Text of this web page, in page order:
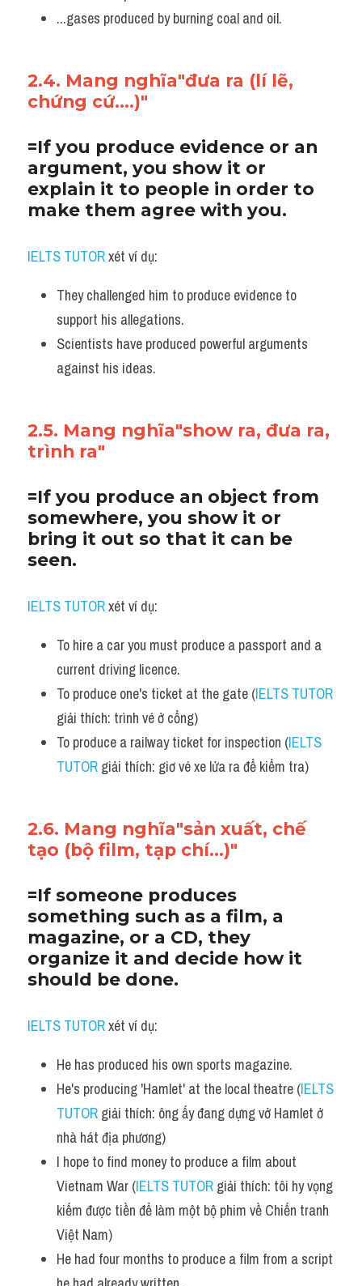
...gases produced by burning coal and oil.
2.4. Mang nghĩa"đưa ra (lí lẽ,
chứng cứ....)"
=If you produce evidence or an
argument, you show it or
explain it to people in order to
make them agree with you.
IELTS TUTOR xét ví dụ:
They challenged him to produce evidence to
support his allegations.
Scientists have produced powerful arguments
against his ideas.
2.5. Mang nghĩa"show ra, đưa ra,
trình ra"
=If you produce an object from
somewhere, you show it or
bring it out so that it can be
seen.
IELTS TUTOR xét ví dụ:
To hire a car you must produce a passport and a
current driving licence.
To produce one's ticket at the gate (IELTS TUTOR
giải thích: trình vé ở cổng)
To produce a railway ticket for inspection (IELTS
TUTOR giải thích: giơ vé xe lửa ra để kiểm tra)
2.6. Mang nghĩa"sản xuất, chế
tạo (bộ film, tạp chí...)"
=If someone produces
something such as a film, a
magazine, or a CD, they
organize it and decide how it
should be done.
IELTS TUTOR xét ví dụ:
He has produced his own sports magazine.
He's producing 'Hamlet' at the local theatre (IELTS
TUTOR giải thích: ông ấy đang dựng vở Hamlet ở
nhà hát địa phương)
I hope to find money to produce a film about
Vietnam War (IELTS TUTOR giải thích: tôi hy vọng
kiếm được tiền để làm một bộ phim về Chiến tranh
Việt Nam)
He had four months to produce a film from a script